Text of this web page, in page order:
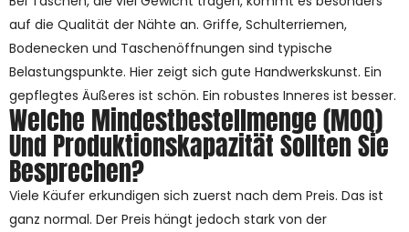
auf die Qualität der Nähte an. Griffe, Schulterriemen,
Bodenecken und Taschenöffnungen sind typische
Belastungspunkte. Hier zeigt sich gute Handwerkskunst. Ein
gepflegtes Äußeres ist schön. Ein robustes Inneres ist besser.
Welche Mindestbestellmenge (MOQ)
Und Produktionskapazität Sollten Sie
Besprechen?
Viele Käufer erkundigen sich zuerst nach dem Preis. Das ist
ganz normal. Der Preis hängt jedoch stark von der